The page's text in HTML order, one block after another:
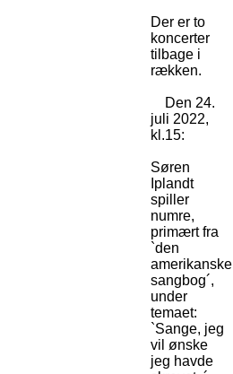
Der er to
koncerter
tilbage i
rækken.
Den 24.
juli 2022,
kl.15:
Søren
Iplandt
spiller
numre,
primært fra
`den
amerikanske
sangbog´,
under
temaet:
`Sange, jeg
vil ønske
jeg havde